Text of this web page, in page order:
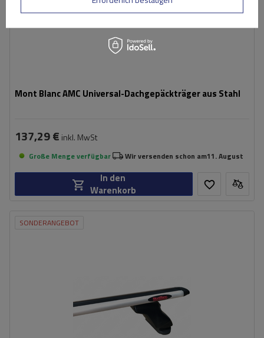
Mont Blanc AMC Universal-Dachgepäckträger aus Stahl
137,29 € inkl. MwSt
Große Menge verfügbar Wir versenden schon am11. August
In den
Warenkorb
SONDERANGEBOT